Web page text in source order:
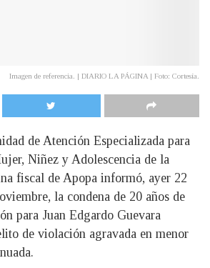
Imagen de referencia. | DIARIO LA PÁGINA | Foto: Cortesía.
de Atención Especializada para
Niñez y Adolescencia de la
fiscal de Apopa informó, ayer 22
la condena de 20 años de
para Juan Edgardo Guevara
de violación agravada en menor